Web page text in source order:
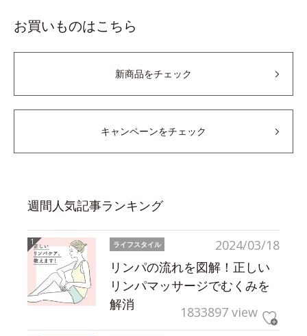
お買いものはこちら
新商品をチェック
キャンペーンをチェック
週間人気記事ランキング
2024/03/18
ライフスタイル
リンパの流れを図解！正しい
リンパマッサージでむくみを
解消
1833897 view